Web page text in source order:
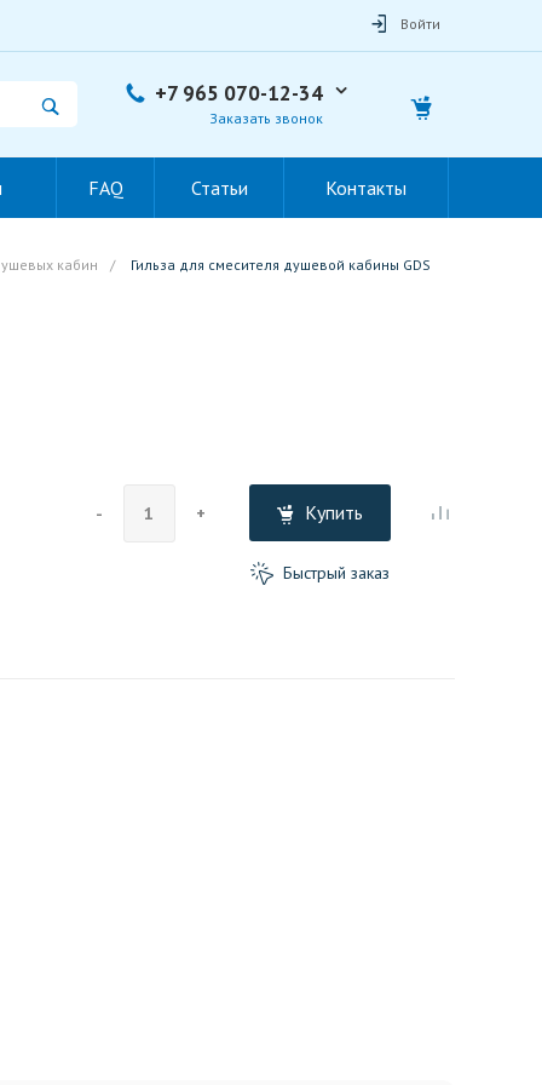
Войти
+7 965 070-12-34
Заказать звонок
FAQ Статьи Контакты
кабин / Гильза для смесителя душевой кабины GDS
- + Купить
Быстрый заказ